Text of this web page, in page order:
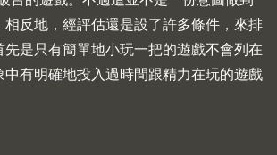
反地，經評估還是設了許多條件，來排
是只有簡單地小玩一把的遊戲不會列在
有明確地投入過時間跟精力在玩的遊戲